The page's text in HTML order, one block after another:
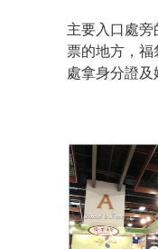
主要入口處
票的地方，
處拿身分證及